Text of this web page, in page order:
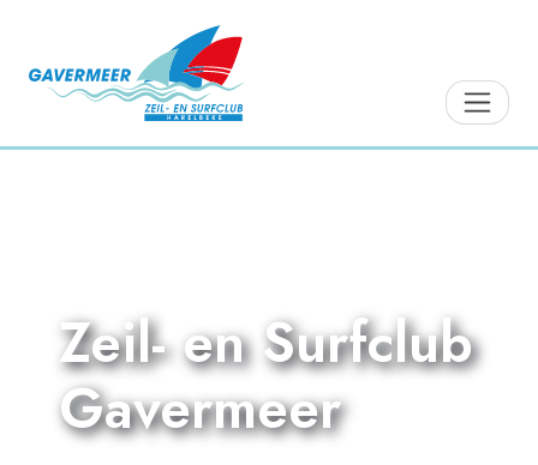
Zeil- en Surfclub
Gavermeer